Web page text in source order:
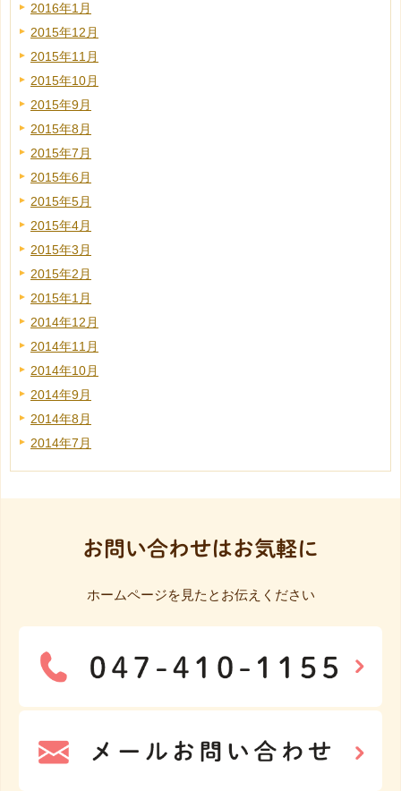
2016年1月
2015年12月
2015年11月
2015年10月
2015年9月
2015年8月
2015年7月
2015年6月
2015年5月
2015年4月
2015年3月
2015年2月
2015年1月
2014年12月
2014年11月
2014年10月
2014年9月
2014年8月
2014年7月
お問い合わせはお気軽に
ホームページを見たとお伝えください